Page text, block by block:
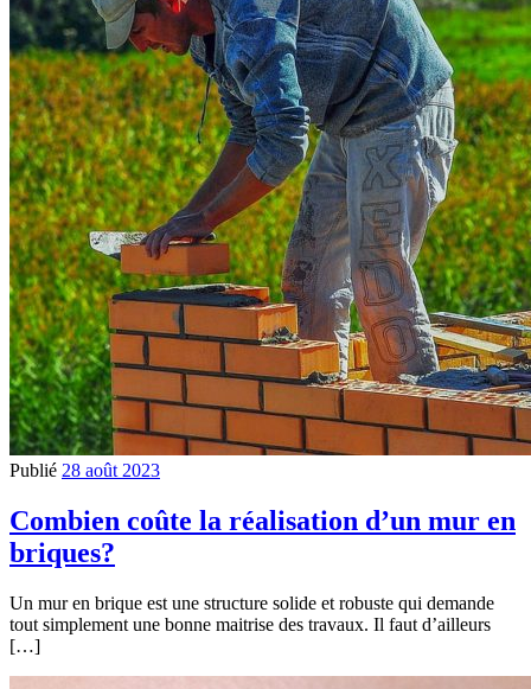
Publié 28 août 2023
Combien coûte la réalisation d’un mur en
briques?
Un mur en brique est une structure solide et robuste qui demande
tout simplement une bonne maitrise des travaux. Il faut d’ailleurs
[…]